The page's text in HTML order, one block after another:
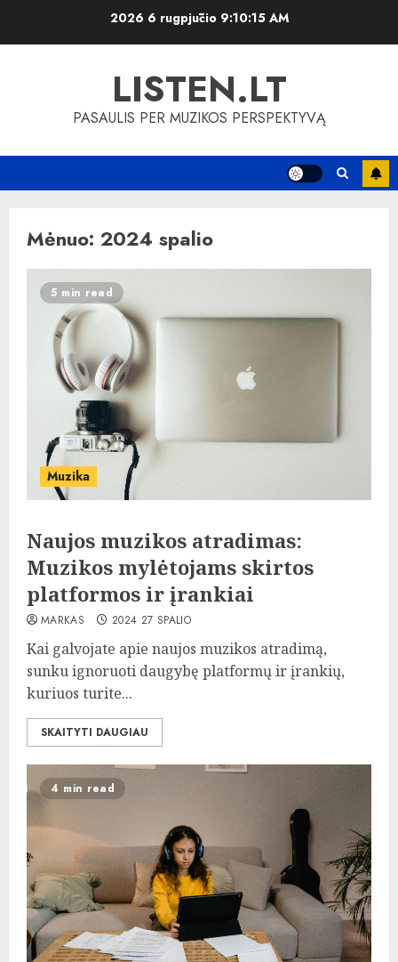
2026 6 rugpjūčio 9:10:15 AM
LISTEN.LT
PASAULIS PER MUZIKOS PERSPEKTYVĄ
Mėnuo: 2024 spalio
5 min read
Muzika
Naujos muzikos atradimas:
Muzikos mylėtojams skirtos
platformos ir įrankiai
MARKAS 2024 27 SPALIO
Kai galvojate apie naujos muzikos atradimą,
sunku ignoruoti daugybę platformų ir įrankių,
kuriuos turite...
SKAITYTI DAUGIAU
4 min read